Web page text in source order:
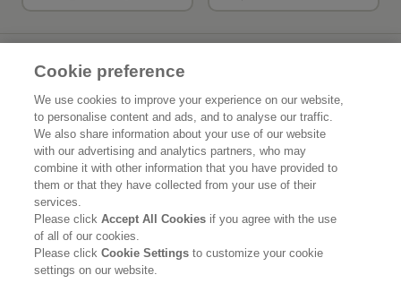
花王公式SNSアカウント
Home 花王について
サステナビリティ
ブランド
ニュースルーム
Cookie preference
We use cookies to improve your experience on our website,
to personalise content and ads, and to analyse our traffic.
We also share information about your use of our website
with our advertising and analytics partners, who may
combine it with other information that you have provided to
them or that they have collected from your use of their
services.
Please clickAccept All Cookies if you agree with the use
of all of our cookies.
Please clickCookie Settingsto customize your cookie
settings on our website.